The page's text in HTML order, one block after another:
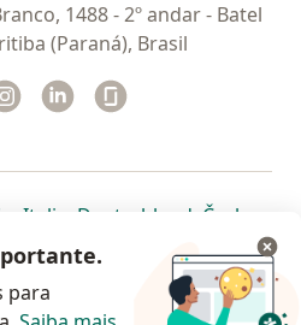
1488 - 2º andar - Batel
(Paraná), Brasil
num novo separador
Instagram
abre num novo separador
Linkedin
abre num novo
novo separador
abre num novo separador
Italia abre num novo
Deutschlandabre num
Česko
separador
num novo separador
abre num novo separador
Brasil abre num novoabre num
abre
Colombia abre num novo
para